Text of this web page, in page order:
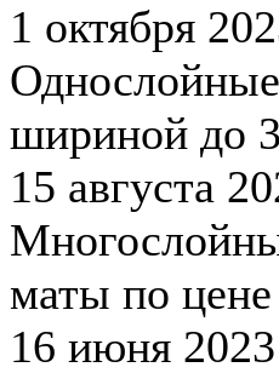
1 октября
шириной до
15 августа
маты по
16 июня 2023